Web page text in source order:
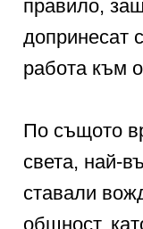
правило,
допринесат
работа към
По същото
света, най-
ставали
общност,